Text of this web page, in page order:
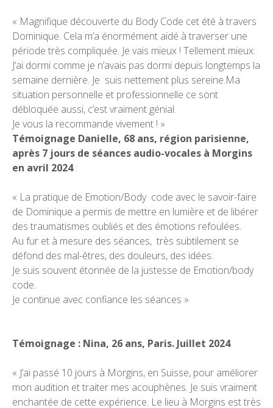
« Magnifique découverte du Body Code cet été à travers
Dominique. Cela m’a énormément aidé à traverser une
période très compliquée. Je vais mieux ! Tellement mieux:
J’ai dormi comme je n’avais pas dormi depuis longtemps la
semaine dernière. Je suis nettement plus sereine.Ma
situation personnelle et professionnelle ce sont
débloquée aussi, c’est vraiment génial.
Je vous la recommande vivement ! »
Témoignage Danielle, 68 ans, région parisienne,
après 7 jours de séances audio-vocales à Morgins
en avril 2024:
« La pratique de Emotion/Body code avec le savoir-faire
de Dominique a permis de mettre en lumière et de libérer
des traumatismes oubliés et des émotions refoulées.
Au fur et à mesure des séances, très subtilement se
défond des mal-êtres, des douleurs, des idées.
Je suis souvent étonnée de la justesse de Emotion/body
code.
Je continue avec confiance les séances »
Témoignage : Nina, 26 ans, Paris. Juillet 2024
« J’ai passé 10 jours à Morgins, en Suisse, pour améliorer
mon audition et traiter mes acouphènes. Je suis vraiment
enchantée de cette expérience. Le lieu à Morgins est très